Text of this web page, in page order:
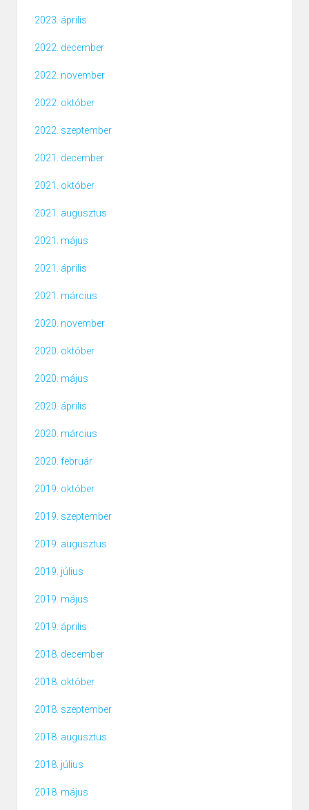
2023. április
2022. december
2022. november
2022. október
2022. szeptember
2021. december
2021. október
2021. augusztus
2021. május
2021. április
2021. március
2020. november
2020. október
2020. május
2020. április
2020. március
2020. február
2019. október
2019. szeptember
2019. augusztus
2019. július
2019. május
2019. április
2018. december
2018. október
2018. szeptember
2018. augusztus
2018. július
2018. május